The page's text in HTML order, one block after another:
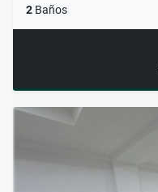
2 Baños